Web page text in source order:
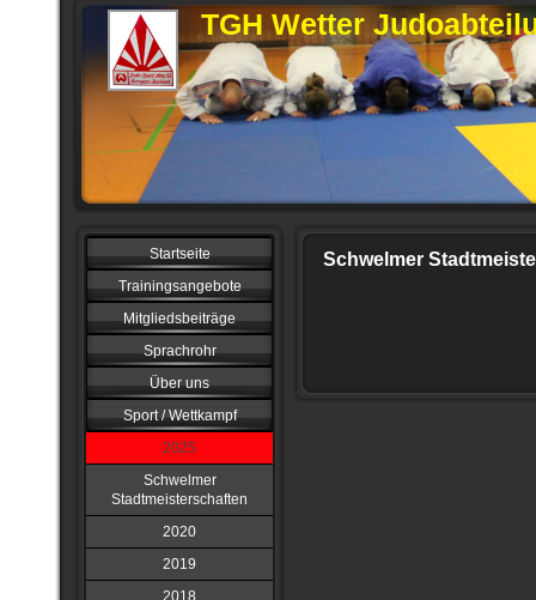
TGH Wetter
Startseite
Trainingsangebote
Mitgliedsbeiträge
Sprachrohr
Über uns
Sport / Wettkampf
2025
Schwelmer
Stadtmeisterschaften
2020
2019
2018
Schwelmer